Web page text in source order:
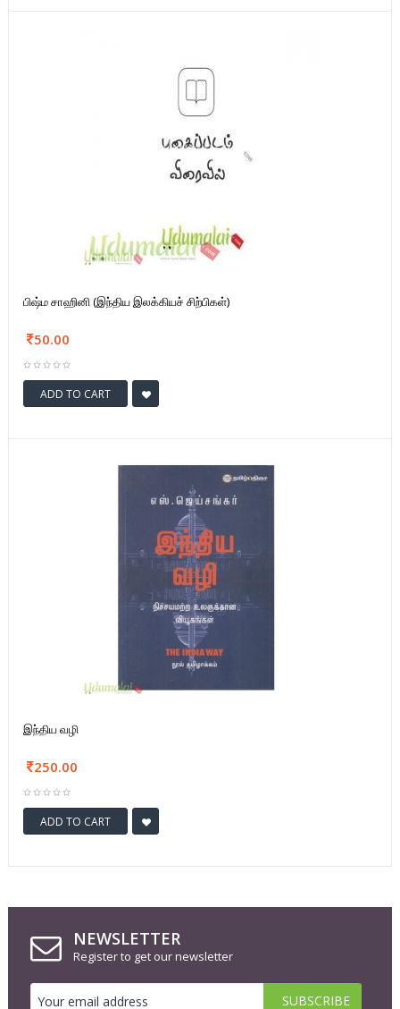
பிஷ்ம சாஹினி (இந்திய இலக்கியச் சிற்பிகள்)
50.00
ADD TO CART
இந்திய வழி
250.00
ADD TO CART
NEWSLETTER
Register to get our newsletter